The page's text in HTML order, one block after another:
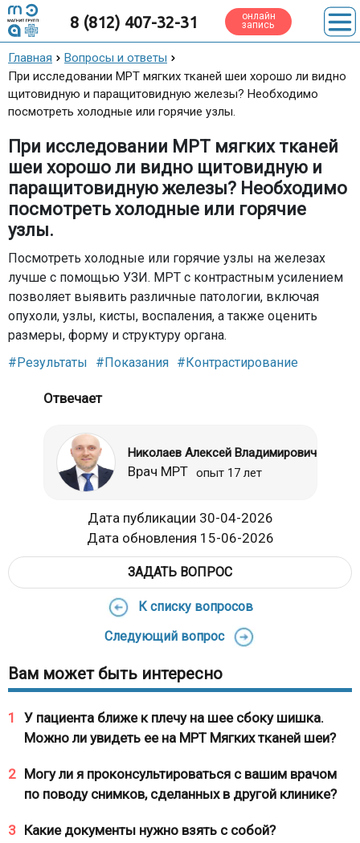
8 (812) 407-32-31 онлайн
запись
Главная
Вопросы и ответы
При исследовании МРТ мягких тканей шеи хорошо ли видно
щитовидную и паращитовидную железы? Необходимо
посмотреть холодные или горячие узлы.
При исследовании МРТ мягких тканей
шеи хорошо ли видно щитовидную и
паращитовидную железы? Необходимо
посмотреть холодные или горячие
узлы.
Посмотреть холодные или горячие узлы на железах
лучше с помощью УЗИ. МРТ с контрастным усилением
позволяет выявить различные патологии, включая
опухоли, узлы, кисты, воспаления, а также оценить
размеры, форму и структуру органа.
#Результаты
#Показания #Контрастирование
Отвечает
Николаев Алексей Владимирович
Врач МРТ опыт 17 лет
Дата публикации 30-04-2026
Дата обновления 15-06-2026
ЗАДАТЬ ВОПРОС
К списку вопросов
Следующий вопрос
Вам может быть интересно
1
У пациента ближе к плечу на шее сбоку шишка.
Можно ли увидеть ее на МРТ Мягких тканей шеи?
2
Могу ли я проконсультироваться с вашим врачом
по поводу снимков, сделанных в другой клинике?
3 Какие документы нужно взять с собой?